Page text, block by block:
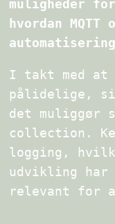
muligheder
hvordan
I takt med at
pålidelige,
det muliggør
collection.
logging,
udvikling har
relevant for